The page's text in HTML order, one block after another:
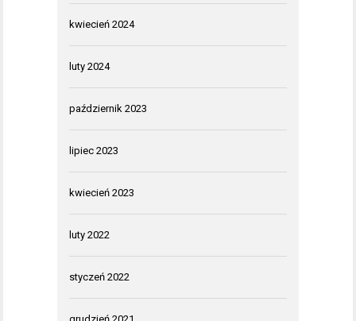
kwiecień 2024
luty 2024
październik 2023
lipiec 2023
kwiecień 2023
luty 2022
styczeń 2022